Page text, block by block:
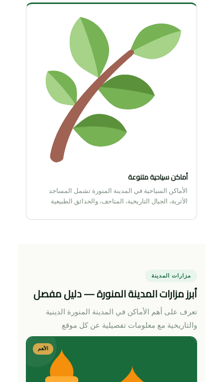
أماكن سياحية متنوعة
الأماكن السياحية في المدينة المنورة تشمل المساجد
الأثرية، الجبال التاريخية، المتاحف، والحدائق الطبيعية
مزارات المدينة
أبرز مزارات المدينة المنورة — دليل مفصل
تعرف على أهم الأماكن في المدينة المنورة الدينية
والتاريخية مع معلومات تفصيلية عن كل موقع
الأهم